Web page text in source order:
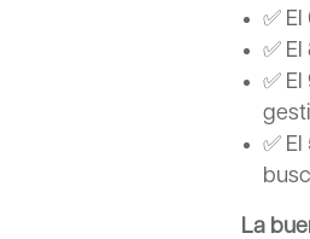
✅
✅
✅
✅
La